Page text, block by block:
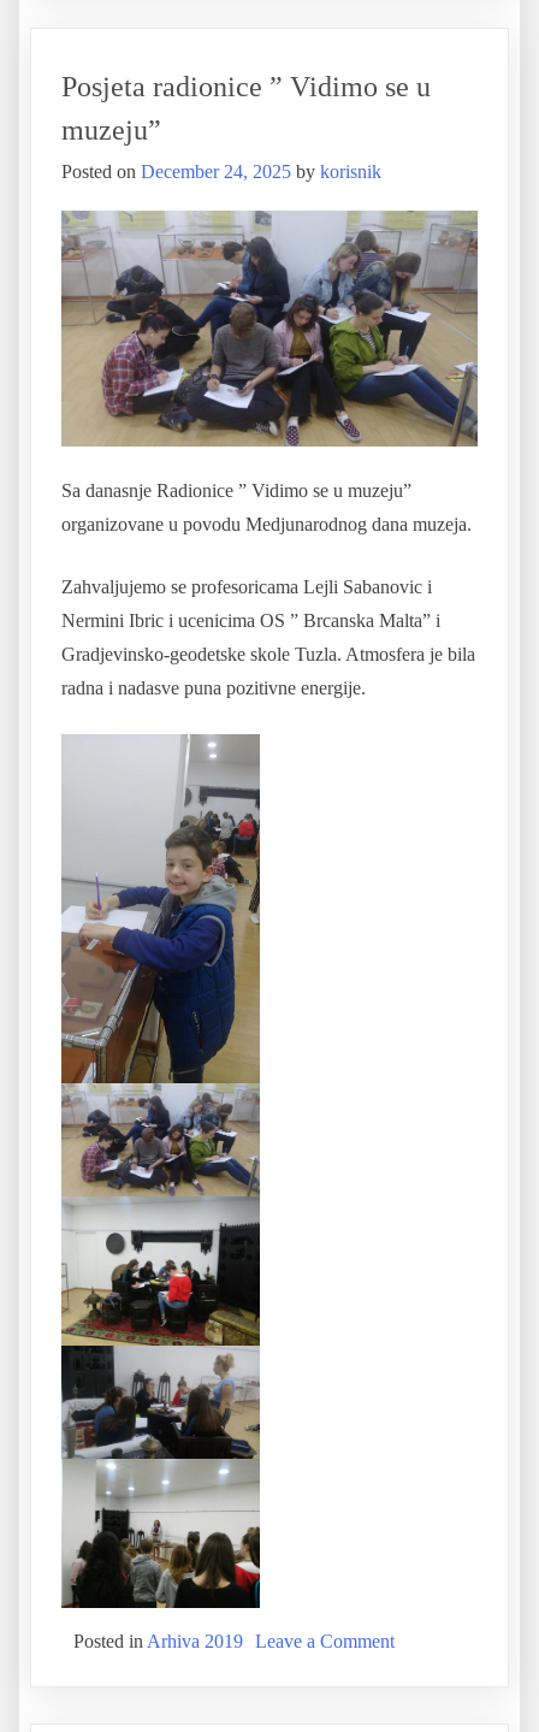
Posjeta radionice ” Vidimo se u
muzeju”
Posted on December 24, 2025 by korisnik
Sa danasnje Radionice ” Vidimo se u muzeju”
organizovane u povodu Medjunarodnog dana muzeja.
Zahvaljujemo se profesoricama Lejli Sabanovic i
Nermini Ibric i ucenicima OS ” Brcanska Malta” i
Gradjevinsko-geodetske skole Tuzla. Atmosfera je bila
radna i nadasve puna pozitivne energije.
Posted in Arhiva 2019 Leave a Comment